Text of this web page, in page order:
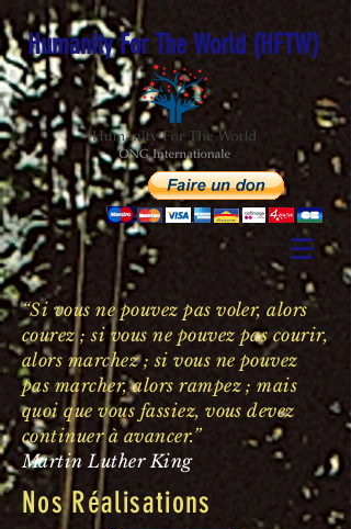
Humanity For The World (HFTW)
“Si vous ne pouvez pas voler, alors
courez ; si vous ne pouvez pas courir,
alors marchez ; si vous ne pouvez
pas marcher, alors rampez ; mais
quoi que vous fassiez, vous devez
continuer à avancer.”
Martin Luther King
Nos Réalisations